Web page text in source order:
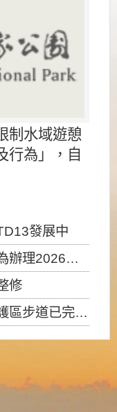
制水域遊憩
行為」，自
發展中
警戒及協調相關事宜，因颱風備案事宜
修
）起恢復開放入園，歡迎民眾依規定申請入園....